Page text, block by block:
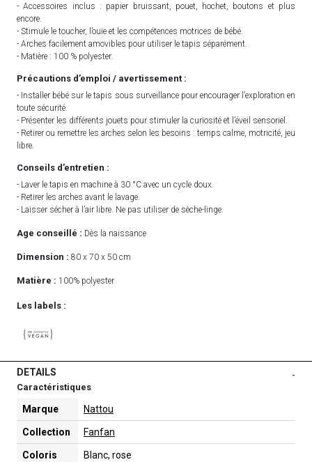
- Accessoires inclus : papier bruissant, pouet, hochet, boutons et plus
encore.
- Stimule le toucher, l’ouïe et les compétences motrices de bébé.
- Arches facilement amovibles pour utiliser le tapis séparément.
- Matière : 100 % polyester.
Précautions d’emploi / avertissement :
- Installer bébé sur le tapis sous surveillance pour encourager l’exploration en
toute sécurité.
- Présenter les différents jouets pour stimuler la curiosité et l’éveil sensoriel.
- Retirer ou remettre les arches selon les besoins : temps calme, motricité, jeu
libre.
Conseils d’entretien :
- Laver le tapis en machine à 30 °C avec un cycle doux.
- Retirer les arches avant le lavage.
- Laisser sécher à l’air libre. Ne pas utiliser de sèche-linge.
Age conseillé : Dès la naissance
Dimension : 80 x 70 x 50 cm
Matière : 100% polyester
Les labels :
DETAILS -
Caractéristiques
Marque Nattou
Collection Fanfan
Coloris Blanc, rose